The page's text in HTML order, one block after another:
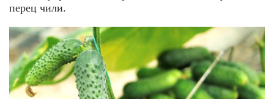
перец чили.